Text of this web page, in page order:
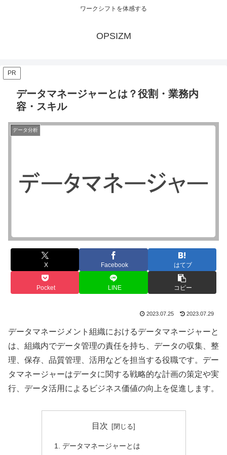
ワークシフトを体感する
OPSIZM
PR
データマネージャーとは？役割・業務内
容・スキル
データ分析
X Facebook はてブ
Pocket LINE コピー
2023.07.25 2023.07.29
データマネージメント組織におけるデータマネージャーと
は、組織内でデータ管理の責任を持ち、データの収集、整
理、保存、品質管理、活用などを担当する役職です。デー
タマネージャーはデータに関する戦略的な計画の策定や実
行、データ活用によるビジネス価値の向上を促進します。
目次
データマネージャーとは